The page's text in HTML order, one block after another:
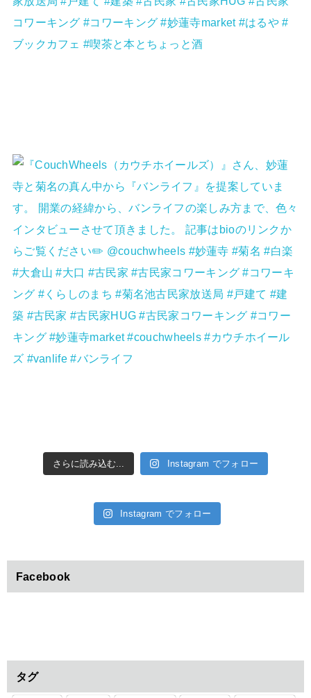
さらに読み込む... Instagram でフォロー
Instagram でフォロー
Facebook
タグ